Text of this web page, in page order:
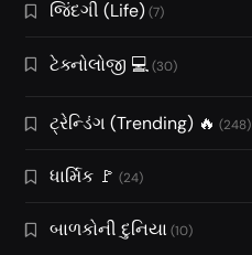
જિંદગી (Life)(7)
ટેક્નોલોજી 💻(30)
ટ્રેન્ડિંગ (Trending) 🔥 (248)
ધાર્મિક 🚩 (24)
બાળકોની દુનિયા(10)